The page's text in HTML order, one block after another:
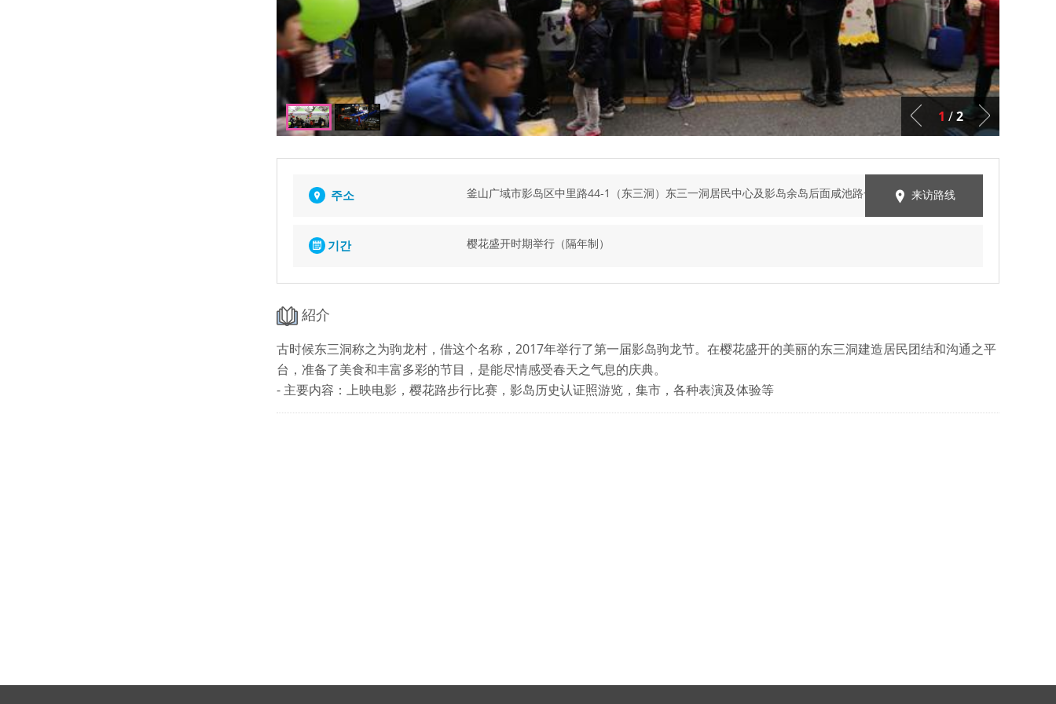
1 /2
주소 釜山广域市影岛区中里路44-1（东三洞）东三一洞居民中心及影岛余岛后面咸池路一带 来访路线
기간 樱花盛开时期举行（隔年制）
紹介
古时候东三洞称之为驹龙村，借这个名称，2017年举行了第一届影岛驹龙节。在樱花盛开的美丽的东三洞建造居民团结和沟通之平
台，准备了美食和丰富多彩的节目，是能尽情感受春天之气息的庆典。
- 主要内容：上映电影，樱花路步行比赛，影岛历史认证照游览，集市，各种表演及体验等